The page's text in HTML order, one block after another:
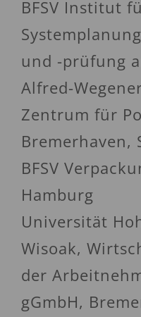
BFSV Institut
und -prüfung
Alfred-
Zentrum für
Bremerhaven,
BFSV
Hamburg
Universität
Wisoak,
der
gGmbH,